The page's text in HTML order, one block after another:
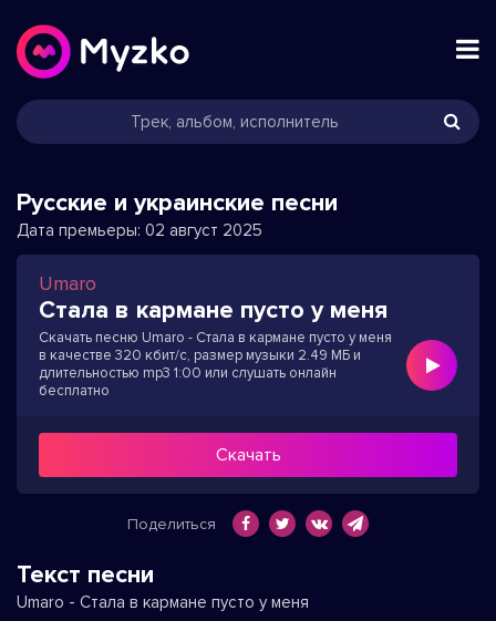
Русские и украинские песни
Дата премьеры: 02 август 2025
Umaro
Стала в кармане пусто у меня
Скачать песню Umaro - Стала в кармане пусто у меня
в качестве 320 кбит/с, размер музыки 2.49 МБ и
длительностью mp3 1:00 или слушать онлайн
бесплатно
Скачать
Поделиться
Текст песни
Umaro - Стала в кармане пусто у меня